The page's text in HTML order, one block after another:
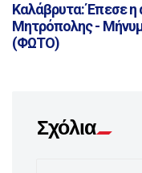
Καλάβρυτα: Έπεσε
Μητρόπολης -
(ΦΩΤΟ)
Σχόλια